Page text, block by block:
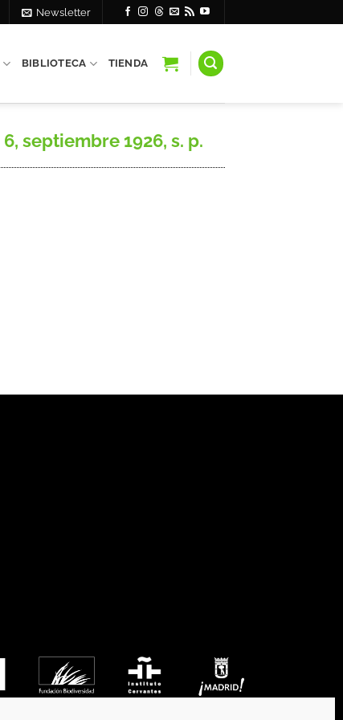
Newsletter
BIBLIOTECA TIENDA
septiembre 1926, s. p.